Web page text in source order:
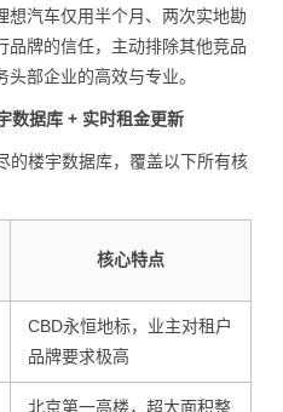
想汽车仅用半个月、两次实地勘
品牌的信任，主动排除其他竞品
部企业的高效与专业。
数据库 + 实时租金更新
的楼宇数据库，覆盖以下所有核
核心特点
CBD永恒地标，业主对租户
品牌要求极高
北京第一高楼，超大面积整